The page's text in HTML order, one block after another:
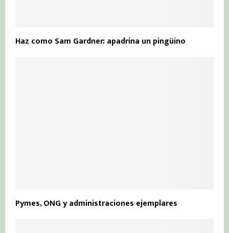
Haz como Sam Gardner: apadrina un pingüino
Pymes, ONG y administraciones ejemplares